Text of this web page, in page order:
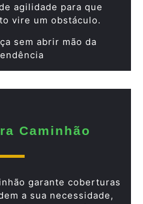
agilidade para que
vire um obstáculo.
sem abrir mão da
Caminhão
garante coberturas
a sua necessidade,